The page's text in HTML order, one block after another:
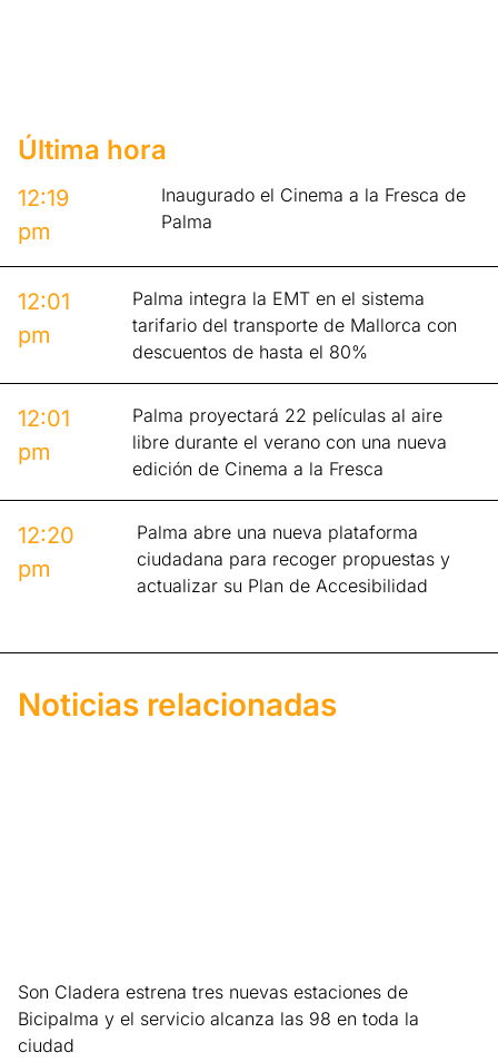
Última hora
12:19
pm
Inaugurado el Cinema a la Fresca de
Palma
12:01
pm
Palma integra la EMT en el sistema
tarifario del transporte de Mallorca con
descuentos de hasta el 80%
12:01
pm
Palma proyectará 22 películas al aire
libre durante el verano con una nueva
edición de Cinema a la Fresca
12:20
pm
Palma abre una nueva plataforma
ciudadana para recoger propuestas y
actualizar su Plan de Accesibilidad
Noticias relacionadas
Son Cladera estrena tres nuevas estaciones de
Bicipalma y el servicio alcanza las 98 en toda la
ciudad